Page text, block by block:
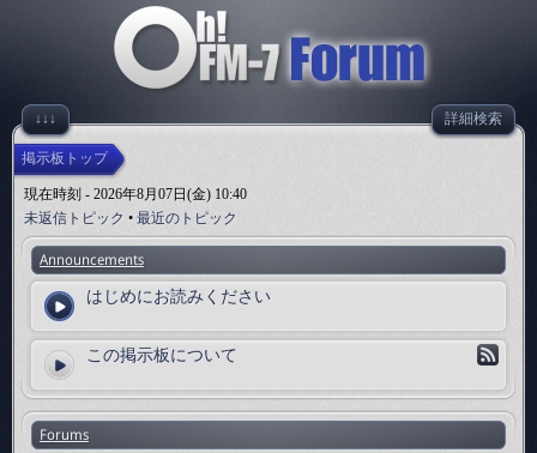
↓↓↓ 詳細検索
掲示板トップ
現在時刻 - 2026年8月07日(金) 10:40
未返信トピック • 最近のトピック
Announcements
はじめにお読みください
この掲示板について
Forums